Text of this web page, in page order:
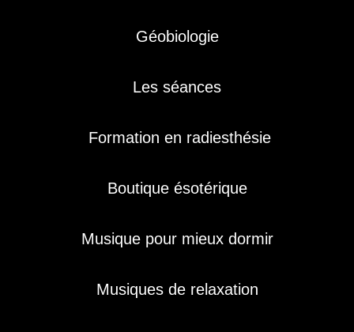
Géobiologie
Les séances
Formation en radiesthésie
Boutique ésotérique
Musique pour mieux dormir
Musiques de relaxation